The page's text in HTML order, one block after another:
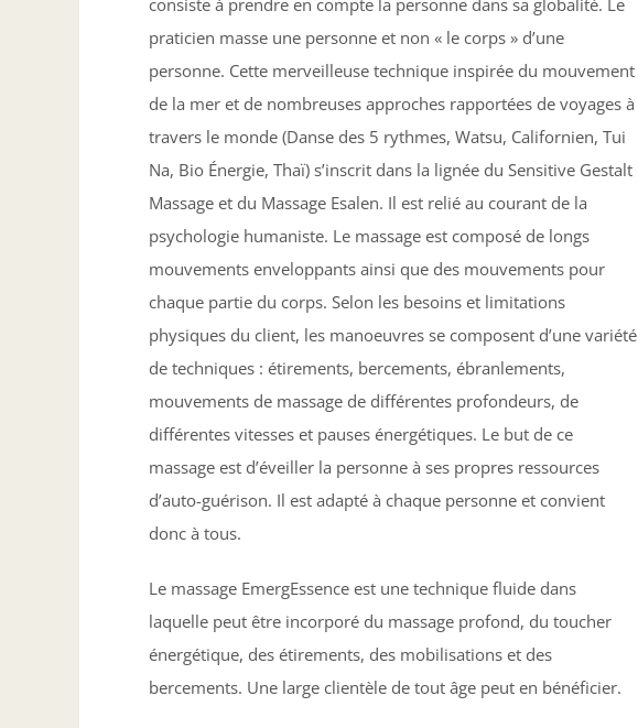
consiste à prendre en compte la personne dans sa globalité. Le
praticien masse une personne et non « le corps » d’une
personne. Cette merveilleuse technique inspirée du mouvement
de la mer et de nombreuses approches rapportées de voyages à
travers le monde (Danse des 5 rythmes, Watsu, Californien, Tui
Na, Bio Énergie, Thaï) s’inscrit dans la lignée du Sensitive Gestalt
Massage et du Massage Esalen. Il est relié au courant de la
psychologie humaniste. Le massage est composé de longs
mouvements enveloppants ainsi que des mouvements pour
chaque partie du corps. Selon les besoins et limitations
physiques du client, les manoeuvres se composent d’une variété
de techniques : étirements, bercements, ébranlements,
mouvements de massage de différentes profondeurs, de
différentes vitesses et pauses énergétiques. Le but de ce
massage est d’éveiller la personne à ses propres ressources
d’auto-guérison. Il est adapté à chaque personne et convient
donc à tous.
Le massage EmergEssence est une technique fluide dans
laquelle peut être incorporé du massage profond, du toucher
énergétique, des étirements, des mobilisations et des
bercements. Une large clientèle de tout âge peut en bénéficier.